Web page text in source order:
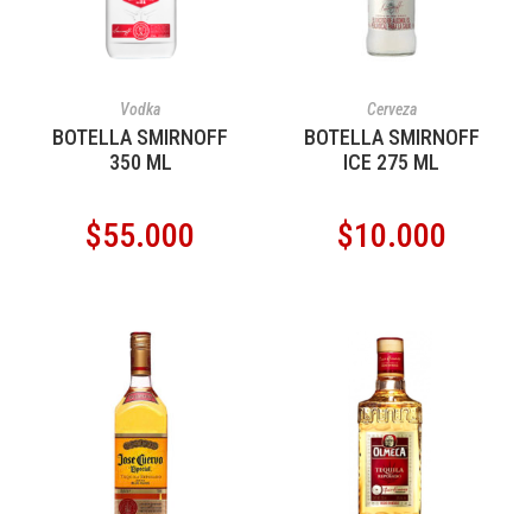
Vodka
BOTELLA SMIRNOFF
350 ML
$55.000
Cerveza
BOTELLA SMIRNOFF
ICE 275 ML
$10.000